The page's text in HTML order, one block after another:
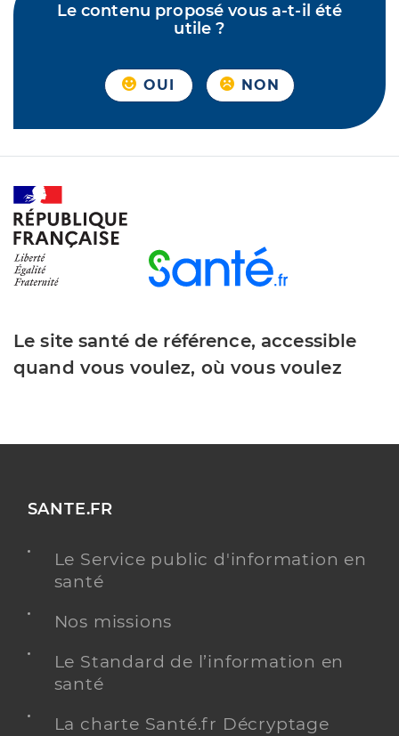
Le contenu proposé vous a-t-il été
utile ?
OUI NON
Le site santé de référence, accessible
quand vous voulez, où vous voulez
SANTE.FR
Le Service public d'information en
santé
Nos missions
Le Standard de l’information en
santé
La charte Santé.fr Décryptage